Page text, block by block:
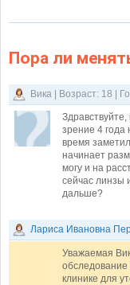
Пора ли
Вика | Возраст: 18 |
зрение 4 года
время
начинает
могу и на
сейчас линзы
дальше?
Лариса Ивановна
Уважаемая
обследование
клинике для